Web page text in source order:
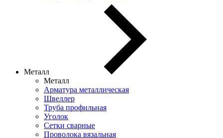
Металл
Металл
Арматура металлическая
Швеллер
Труба профильная
Уголок
Сетки сварные
Проволока вязальная